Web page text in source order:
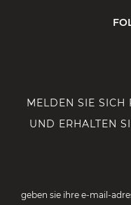
MELDEN SIE SICH
UND ERHALTEN
geben sie ihre e-mail-